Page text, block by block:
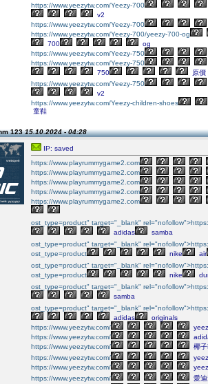
https://www.yeezytw.com/Yeezy-700
v2
https://www.yeezytw.com/Yeezy-700
https://www.yeezytw.com/Yeezy-700/yeezy-700-og
700
og
https://www.yeezytw.com/Yeezy-750
https://www.yeezytw.com/Yeezy-750
750
原價
https://www.yeezytw.com/Yeezy-750
v2
https://www.yeezytw.com/Yeezy-children-shoes
童鞋
12315.10.2024 - 04:28
IP: saved
https://www.playrummygame2.com
https://www.playrummygame2.com
https://www.playrummygame2.com
https://www.playrummygame2.com
https://www.playrummygame2.com
ost_type=product" target="_blank"
adidas
samba
ost_type=product" target="_blank"
ost_type=product
nike air
ost_type=product" target="_blank"
ost_type=product
nike
ost_type=product" target="_blank"
samba
ost_type=product" target="_blank"
adidas
originals
https://www.yeezytw.com/
https://www.yeezytw.com/
https://www.yeezytw.com/
椰
https://www.yeezytw.com/
https://www.yeezytw.com/
https://www.yeezytw.com/
愛迪